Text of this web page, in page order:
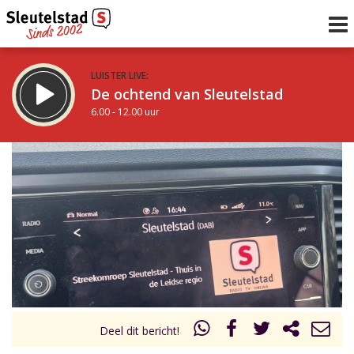
LUISTER LIVE:
De ochtend van Sleutelstad
6.00 - 12.00 uur
STRAKS:
De middag van Sleutelstad
12.00 - 18.00 uur
Vorig uur
uur 1 van 0 Volgend uur
Deel dit bericht!